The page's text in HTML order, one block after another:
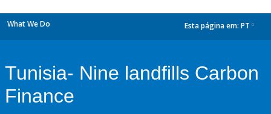
What We Do Esta página em: PT
Tunisia- Nine landfills Carbon
Finance